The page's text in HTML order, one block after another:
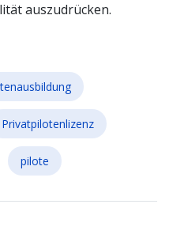
auszudrücken.
Privatpilotenlizenz
pilote